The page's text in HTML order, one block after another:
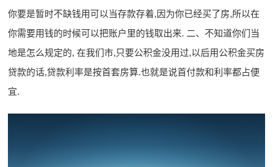
你要是暂时不缺钱用可以当存款存着,因为你已经买了房,所以在
你需要用钱的时候可以把账户里的钱取出来. 二、不知道你们当
地是怎么规定的, 在我们市,只要公积金没用过,以后用公积金买房
贷款的话,贷款利率是按首套房算.也就是说首付款和利率都占便
宜.